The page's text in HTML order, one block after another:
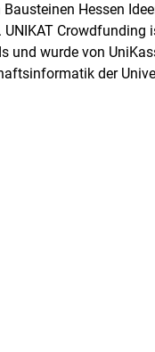
Hessen
Crowdfunding
und wurde von
der